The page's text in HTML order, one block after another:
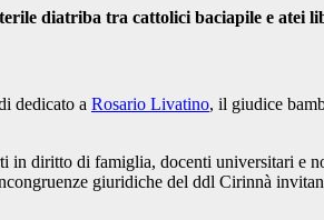
diatriba tra cattolici baciapile e atei
dedicato a Rosario Livatino, il giudice
diritto di famiglia, docenti universitari e
giuridiche del ddl Cirinnà